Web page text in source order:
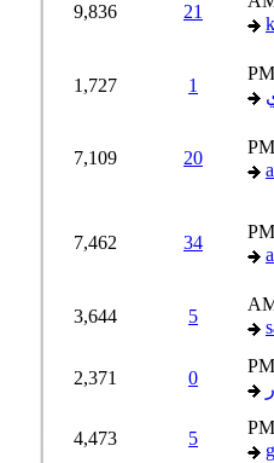
21
9,836
1,727
20
7,109
34
7,462
3,644
2,371
4,473